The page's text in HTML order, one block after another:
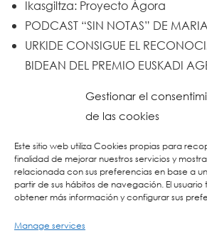
Gestionar el
de las cookies
Este sitio web utiliza Cookies propias para
finalidad de mejorar nuestros servicios y
relacionada con sus preferencias en base a
partir de sus hábitos de navegación. El
obtener más información y configurar sus
Manage services
Ikasgiltza: Proyecto Ágora
PODCAST “SIN NOTAS” DE
URKIDE CONSIGUE EL
BIDEAN DEL PREMIO EUSKADI
Urkide en Cadena SER